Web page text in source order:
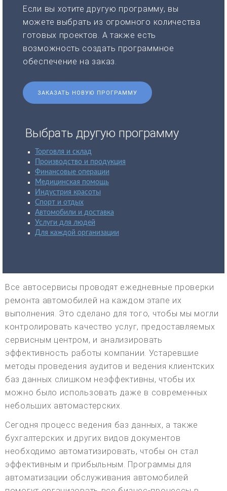
Если вы хотите другую программу, вы
можете выбрать из огромного количества
готовых проектов. А также есть
возможность создать программное
обеспечение на заказ.
ЗАКАЗАТЬ НОВУЮ ПРОГРАММУ
Выбрать другую программу
Торговля и склад
Производство и продукция
Финансовые операции
Медицинская помощь
Индустрия красоты
Спорт и отдых
Автомобили и доставка
Услуги для людей
Для каждой организации
Все автосервисы проводят ежедневные проверки
ремонта автомобилей на каждом этапе их
выполнения. Это сделано для того, чтобы мы могли
контролировать качество услуг, предоставляемых
сервисным центром, и анализировать
эффективность работы компании. Устаревшие
методы проведения аудитов и ведения клиентских
баз данных слишком неэффективны, чтобы их
можно было использовать даже в современных
небольших автомастерских.
Сегодня процесс ведения баз данных, а также
бухгалтерских и других видов документов
необходимо автоматизировать, чтобы он стал
эффективным и прибыльным. Программы для
автоматизации обслуживания автомобилей